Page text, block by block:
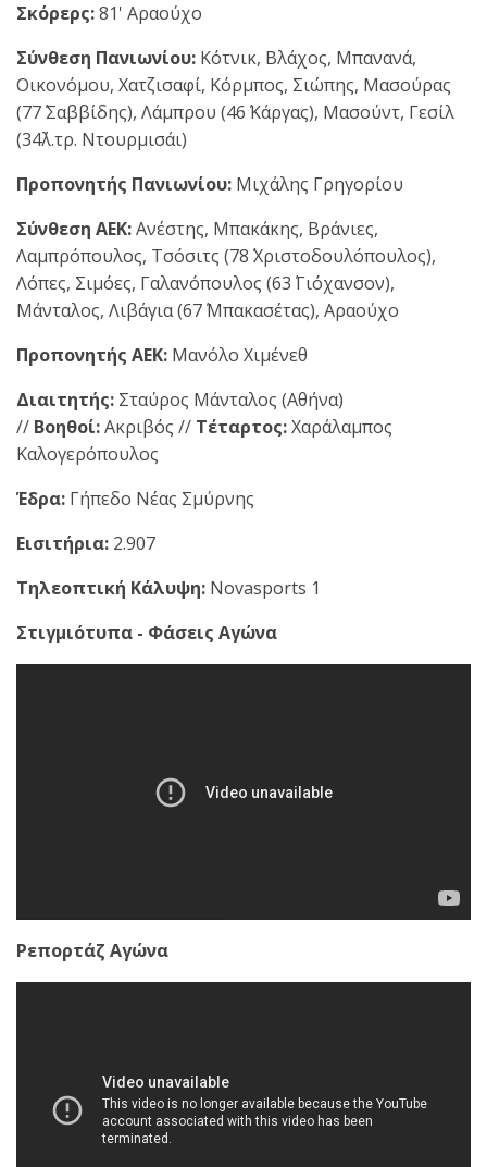
Σκόρερς:81' Αραούχο
Σύνθεση Πανιωνίου: Κότνικ, Βλάχος, Μπανανά,
Οικονόμου, Χατζισαφί, Κόρμπος, Σιώπης, Μασούρας
(77΄ Σαββίδης), Λάμπρου (46΄ Κάργας), Μασούντ, Γεσίλ
(34΄λ.τρ. Ντουρμισάι)
Προπονητής Πανιωνίου: Μιχάλης Γρηγορίου
Σύνθεση ΑΕΚ:Ανέστης, Μπακάκης, Βράνιες,
Λαμπρόπουλος, Τσόσιτς (78΄ Χριστοδουλόπουλος),
Λόπες, Σιμόες, Γαλανόπουλος (63΄ Γιόχανσον),
Μάνταλος, Λιβάγια (67΄ Μπακασέτας), Αραούχο
Προπονητής ΑΕΚ: Μανόλο Χιμένεθ
Διαιτητής: Σταύρος Μάνταλος (Αθήνα)
// Βοηθοί:Ακριβός // Τέταρτος:Χαράλαμπος
Καλογερόπουλος
Έδρα: Γήπεδο Νέας Σμύρνης
Εισιτήρια: 2.907
Τηλεοπτική Κάλυψη: Novasports 1
Στιγμιότυπα - Φάσεις Αγώνα
Ρεπορτάζ Αγώνα